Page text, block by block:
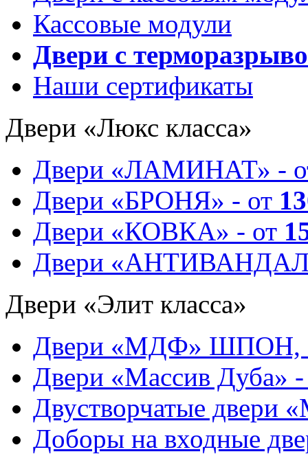
Кассовые модули
Двери с
Наши сертификаты
Двери «Люкс класса»
Двери «ЛАМИНАТ» -
Двери «БРОНЯ» - от
Двери «КОВКА» - от
Двери
Двери «Элит класса»
Двери «МДФ» ШПОН,
Двери «Массив Дуба»
Двустворчатые
Доборы на входные